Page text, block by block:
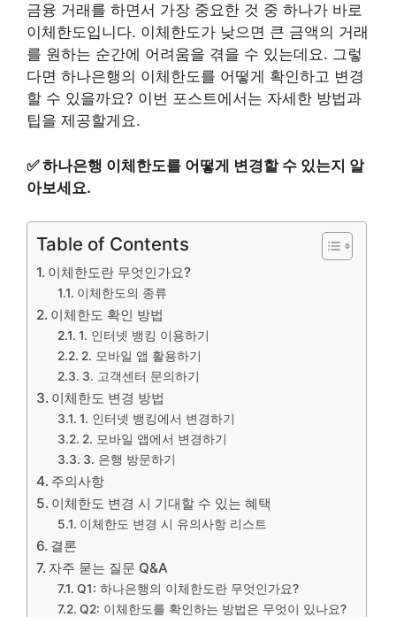
금융 거래를 하면서 가장 중요한 것 중 하나가 바로
이체한도입니다. 이체한도가 낮으면 큰 금액의 거래
를 원하는 순간에 어려움을 겪을 수 있는데요. 그렇
다면 하나은행의 이체한도를 어떻게 확인하고 변경
할 수 있을까요? 이번 포스트에서는 자세한 방법과
팁을 제공할게요.
✅하나은행 이체한도를 어떻게 변경할 수 있는지 알
아보세요.
Table of Contents
이체한도란 무엇인가요?
이체한도의 종류
이체한도 확인 방법
1. 인터넷 뱅킹 이용하기
2. 모바일 앱 활용하기
3. 고객센터 문의하기
이체한도 변경 방법
1. 인터넷 뱅킹에서 변경하기
2. 모바일 앱에서 변경하기
3. 은행 방문하기
주의사항
이체한도 변경 시 기대할 수 있는 혜택
이체한도 변경 시 유의사항 리스트
결론
자주 묻는 질문 Q&A
Q1: 하나은행의 이체한도란 무엇인가요?
Q2: 이체한도를 확인하는 방법은 무엇이 있나요?